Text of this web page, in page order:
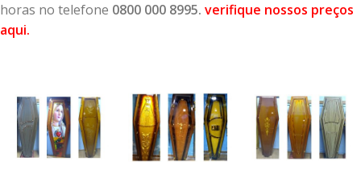
horas no telefone 0800 000 8995. verifique nossos preços
aqui.